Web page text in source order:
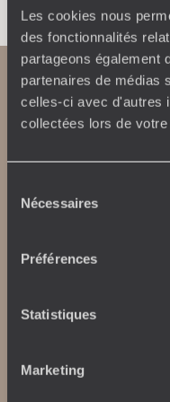
Les cookies nous
des fonctionnalités
partageons également
partenaires de médias
celles-ci avec d'autres
collectées lors de
Nécessaires
Préférences
Statistiques
Marketing
Lire notre politique de
100% carbone absorbé